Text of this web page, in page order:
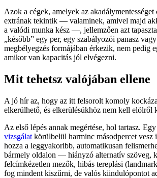
Azok a cégek, amelyek az akadálymentességet
extrának tekintik — valaminek, amivel majd
a valódi munka kész —, jellemzően azt
„később” egy per, egy szabályozói panasz
megbélyegzés formájában érkezik, nem pedig
amikor van kapacitás jól elvégezni.
Mit tehetsz valójában ellene
A jó hír az, hogy az itt felsorolt komoly
elkerülhető, és elkerülésükhöz nem kell elölről
Az első lépés annak megértése, hol tartasz. Egy
vizsgálat körülbelül harminc másodpercet vesz
hozza a leggyakoribb, automatikusan
bármely oldalon — hiányzó alternatív szöveg,
felcímkézetlen mezők, hibás tereplási
fog mindent kiszűrni, de valós kiindulópontot